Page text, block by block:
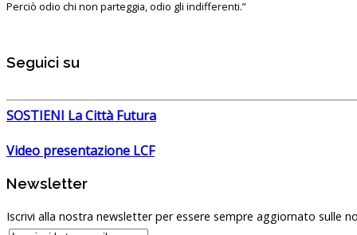
Perciò odio chi non parteggia, odio gli indifferenti.”
Seguici su
SOSTIENI La Città Futura
Video presentazione LCF
Newsletter
Iscrivi alla nostra newsletter per essere sempre aggiornato sulle